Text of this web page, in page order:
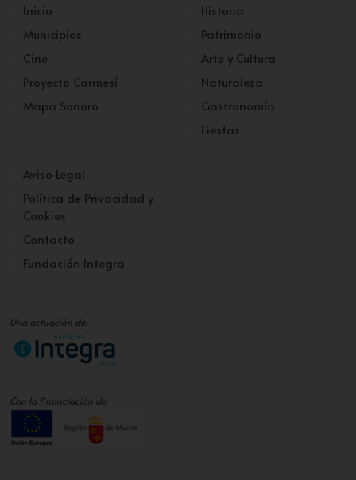
Inicio
Municipios
Cine
Proyecto Carmesí
Mapa Sonoro
Historia
Patrimonio
Arte y Cultura
Naturaleza
Gastronomía
Fiestas
Aviso Legal
Política de Privacidad y
Cookies
Contacto
Fundación Integra
Una actuación de:
Con la financiación de: